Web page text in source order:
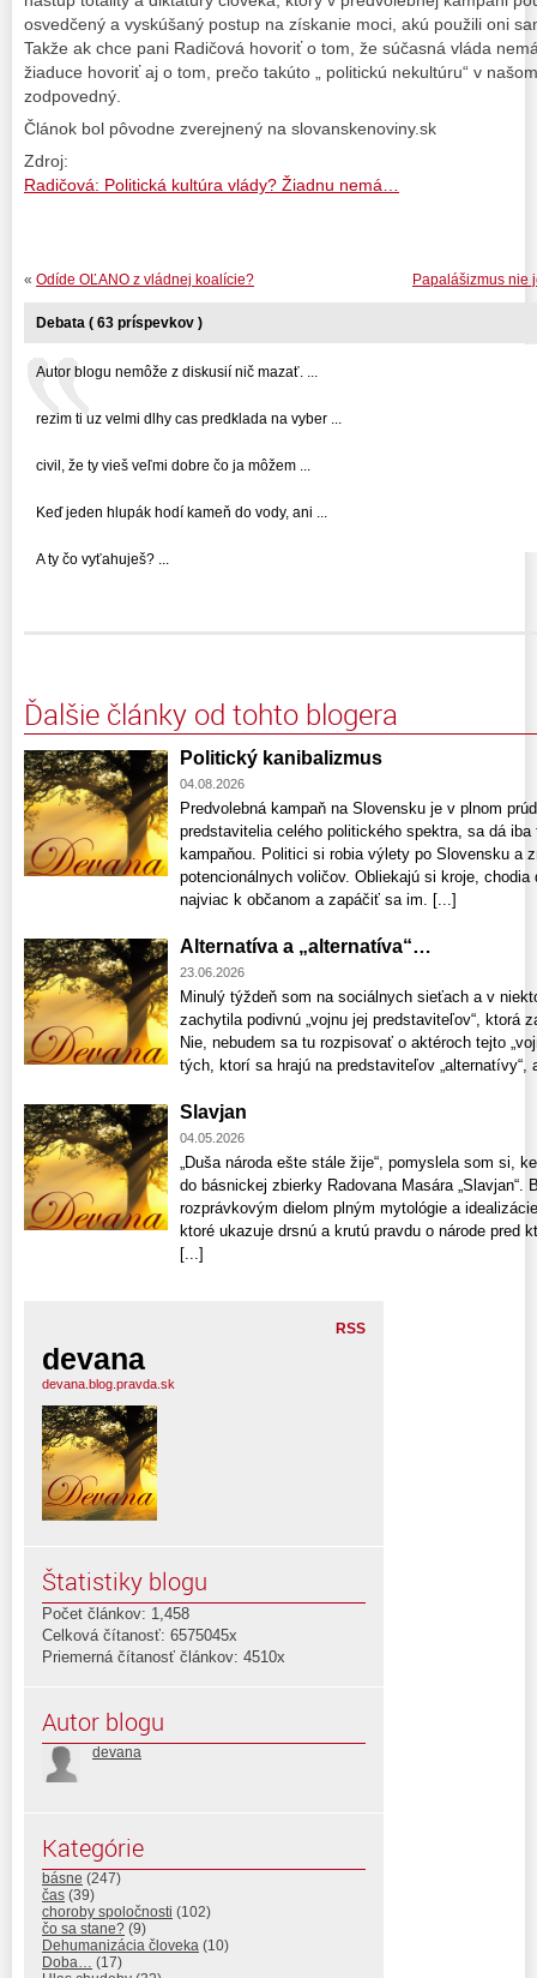
osvedčený a vyskúšaný postup na získanie moci, akú použili oni
Takže ak chce pani Radičová hovoriť o tom, že súčasná vláda
žiaduce hovoriť aj o tom, prečo takúto „ politickú nekultúru“ v
zodpovedný.
Článok bol pôvodne zverejnený na slovanskenoviny.sk
Zdroj:
Radičová: Politická kultúra vlády? Žiadnu nemá…
Papalášizmus nie
« Odíde OĽANO z vládnej koalície?
Debata ( 63 príspevkov )
Autor blogu nemôže z diskusií nič mazať. ...
rezim ti uz velmi dlhy cas predklada na vyber ...
civil, že ty vieš veľmi dobre čo ja môžem ...
Keď jeden hlupák hodí kameň do vody, ani ...
A ty čo vyťahuješ? ...
Ďalšie články od tohto blogera
Politický kanibalizmus
04.08.2026
Predvolebná kampaň na Slovensku je v plnom
predstavitelia celého politického spektra, sa dá
kampaňou. Politici si robia výlety po Slovensku a
potencionálnych voličov. Obliekajú si kroje,
najviac k občanom a zapáčiť sa im. [...]
Alternatíva a „alternatíva“…
23.06.2026
Minulý týždeň som na sociálnych sieťach a v
zachytila podivnú „vojnu jej predstaviteľov“, ktorá
Nie, nebudem sa tu rozpisovať o aktéroch tejto
tých, ktorí sa hrajú na predstaviteľov „alternatívy“,
Slavjan
04.05.2026
„Duša národa ešte stále žije“, pomyslela som si,
do básnickej zbierky Radovana Masára „Slavjan“.
rozprávkovým dielom plným mytológie a
ktoré ukazuje drsnú a krutú pravdu o národe pred
[...]
RSS
devana
devana.blog.pravda.sk
Štatistiky blogu
Počet článkov: 1,458
Celková čítanosť: 6575045x
Priemerná čítanosť článkov: 4510x
Autor blogu
devana
Kategórie
básne (247)
čas (39)
choroby spoločnosti (102)
čo sa stane? (9)
Dehumanizácia človeka (10)
Doba… (17)